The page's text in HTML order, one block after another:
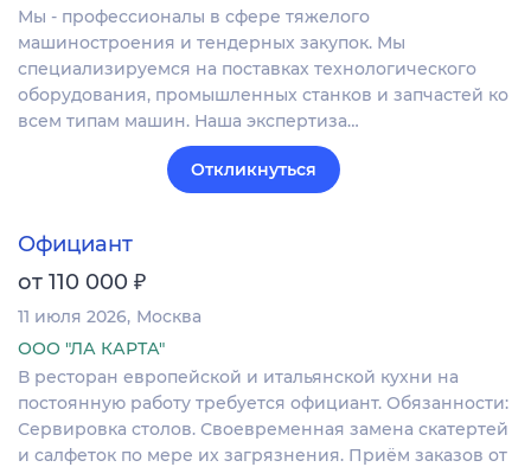
Мы - профессионалы в сфере тяжелого
машиностроения и тендерных закупок. Мы
специализируемся на поставках технологического
оборудования, промышленных станков и запчастей ко
всем типам машин. Наша экспертиза…
Откликнуться
Официант
от 110 000 ₽
11 июля 2026 Москва
ООО "ЛА КАРТА"
В ресторан европейской и итальянской кухни на
постоянную работу требуется официант. Обязанности:
Сервировка столов. Своевременная замена скатертей
и салфеток по мере их загрязнения. Приём заказов от